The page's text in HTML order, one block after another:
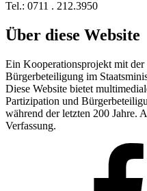
Tel.: 0711 . 212.3950
Über diese Website
Ein Kooperationsprojekt mit
Bürgerbeteiligung im
Diese Website bietet
Partizipation und
während der letzten 200 Jahre.
Verfassung.